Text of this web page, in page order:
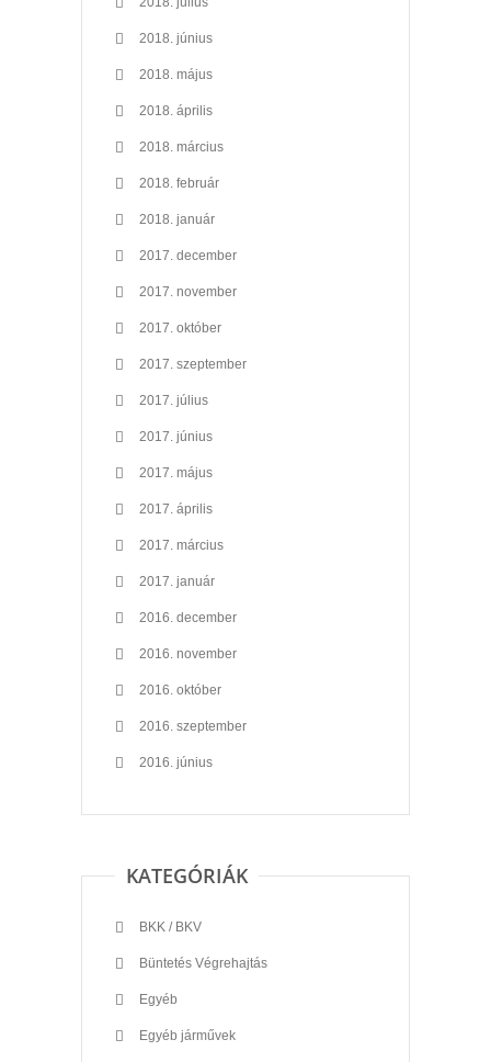
2018. június
2018. május
2018. április
2018. március
2018. február
2018. január
2017. december
2017. november
2017. október
2017. szeptember
2017. július
2017. június
2017. május
2017. április
2017. március
2017. január
2016. december
2016. november
2016. október
2016. szeptember
2016. június
KATEGÓRIÁK
BKK / BKV
Büntetés Végrehajtás
Egyéb
Egyéb járművek